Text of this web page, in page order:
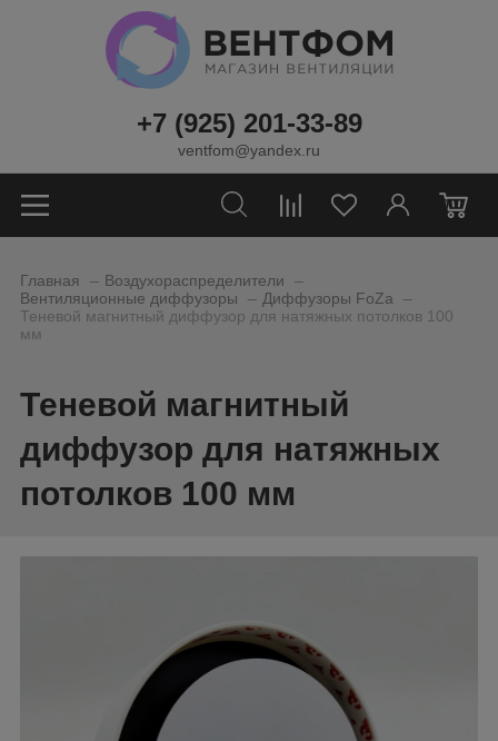
+7 (925) 201-33-89
ventfom@yandex.ru
0
Главная Воздухораспределители
Вентиляционные диффузоры _ Диффузоры FoZa
Теневой магнитный диффузор для натяжных потолков 100
мм
Теневой магнитный
диффузор для натяжных
потолков 100 мм